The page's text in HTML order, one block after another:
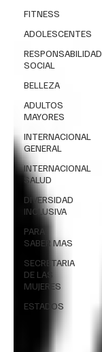
FITNESS
ADOLESCENTES
RESPONSABILIDAD
SOCIAL
BELLEZA
ADULTOS
MAYORES
INTERNACIONAL
GENERAL
INTERNACIONAL
SALUD
DIVERSIDAD
INCLUSIVA
PARA
SABER MAS
SECRETARIA
DE LAS
MUJERES
ESTADOS